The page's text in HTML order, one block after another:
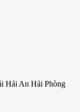
Hải An Hải Phòng